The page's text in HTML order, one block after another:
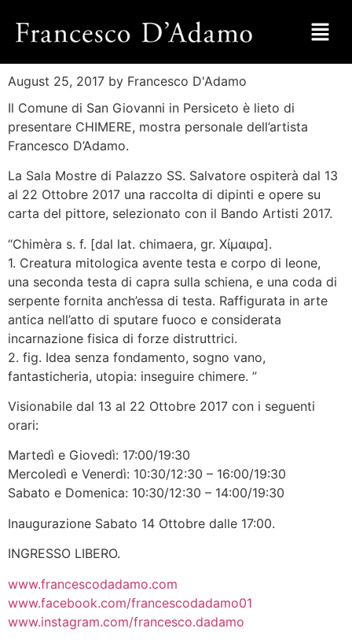
August 25, 2017 by Francesco D'Adamo
Il Comune di San Giovanni in Persiceto è lieto di
presentare CHIMERE, mostra personale dell’artista
Francesco D’Adamo.
La Sala Mostre di Palazzo SS. Salvatore ospiterà dal 13
al 22 Ottobre 2017 una raccolta di dipinti e opere su
carta del pittore, selezionato con il Bando Artisti 2017.
“Chimèra s. f. [dal lat. chimaera, gr. Χίμαιρα].
1. Creatura mitologica avente testa e corpo di leone,
una seconda testa di capra sulla schiena, e una coda di
serpente fornita anch’essa di testa. Raffigurata in arte
antica nell’atto di sputare fuoco e considerata
incarnazione fisica di forze distruttrici.
2. fig. Idea senza fondamento, sogno vano,
fantasticheria, utopia: inseguire chimere. ”
Visionabile dal 13 al 22 Ottobre 2017 con i seguenti
orari:
Martedì e Giovedì: 17:00/19:30
Mercoledì e Venerdì: 10:30/12:30 – 16:00/19:30
Sabato e Domenica: 10:30/12:30 – 14:00/19:30
Inaugurazione Sabato 14 Ottobre dalle 17:00.
INGRESSO LIBERO.
www.francescodadamo.com
www.facebook.com/francescodadamo01
www.instagram.com/francesco.dadamo